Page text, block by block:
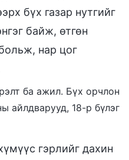
бүх газар нутгийг
байж, өтгөн
нар цог
ба ажил. Бүх орчлон
айлдварууд, 18-р бүлэг
гэрлийг дахин